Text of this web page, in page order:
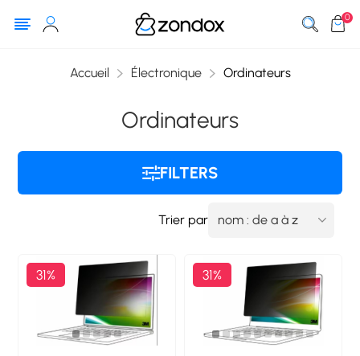
0
Accueil Électronique Ordinateurs
Ordinateurs
FILTERS
Trier par
31% 31%